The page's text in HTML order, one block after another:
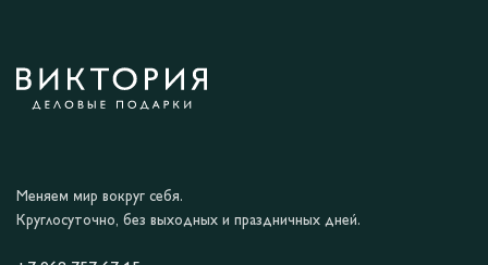
Меняем мир вокруг себя.
Круглосуточно, без выходных и праздничных дней.